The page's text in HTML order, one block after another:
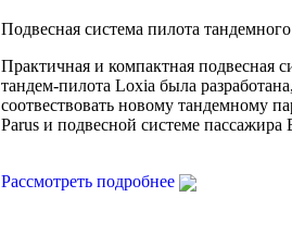
Подвесная система пилота
Практичная и компактная подвесная
тандем-пилота Loxia была
соотвествовать новому тандемному
Parus и подвесной системе пассажира
Рассмотреть подробнее